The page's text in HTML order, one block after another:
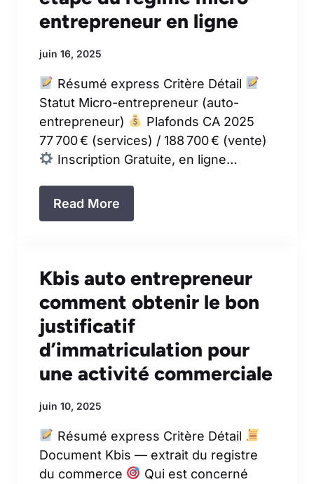
entrepreneur en ligne
juin 16, 2025
Résumé express Critère Détail
Statut Micro-entrepreneur (auto-
entrepreneur)
Plafonds CA 2025
77 700 € (services) / 188 700 € (vente)
Inscription Gratuite, en ligne…
Read More
Kbis auto entrepreneur
comment obtenir le bon
justificatif
d’immatriculation pour
une activité commerciale
juin 10, 2025
Résumé express Critère Détail
Document Kbis — extrait du registre
du commerce
Qui est concerné